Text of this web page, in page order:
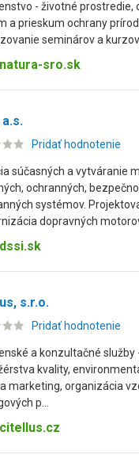
- životné prostredie,
a prieskum ochrany
seminárov a kurzov.
sro.sk
a.s.
Pridať hodnotenie
súčasných a vytváranie
ochranných,
systémov.
dopravných
s.r.o.
Pridať hodnotenie
a konzultačné služby
kvality,
a marketing, organizácia
p...